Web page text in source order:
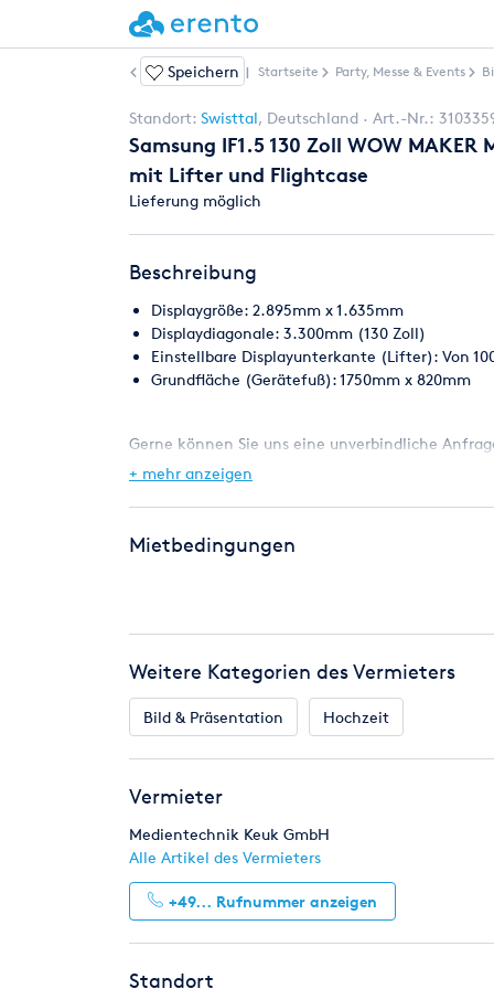
Weitere Artikel | Startseite Party, Messe & Events
Speichern
Standort: Swisttal, Deutschland Art.-Nr.:
Samsung IF1.5 130 Zoll WOW
mit Lifter und Flightcase
Lieferung möglich
Beschreibung
Displaygröße: 2.895mm x 1.635mm
Displaydiagonale: 3.300mm (130 Zoll)
Einstellbare Displayunterkante (Lifter): Von
Grundfläche (Gerätefuß): 1750mm x 820mm
Gerne können Sie uns eine unverbindliche
mehreren Geräten mit Transport, Auf- und
Unser Team stellt sich jederzeit auf die
+ mehr anzeigen
Mietbedingungen
Weitere Kategorien des Vermieters
Bild & Präsentation Hochzeit
Vermieter
Medientechnik Keuk GmbH
Alle Artikel des Vermieters
+49... Rufnummer anzeigen
Standort